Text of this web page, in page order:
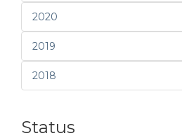
2020
2019
2018
Status